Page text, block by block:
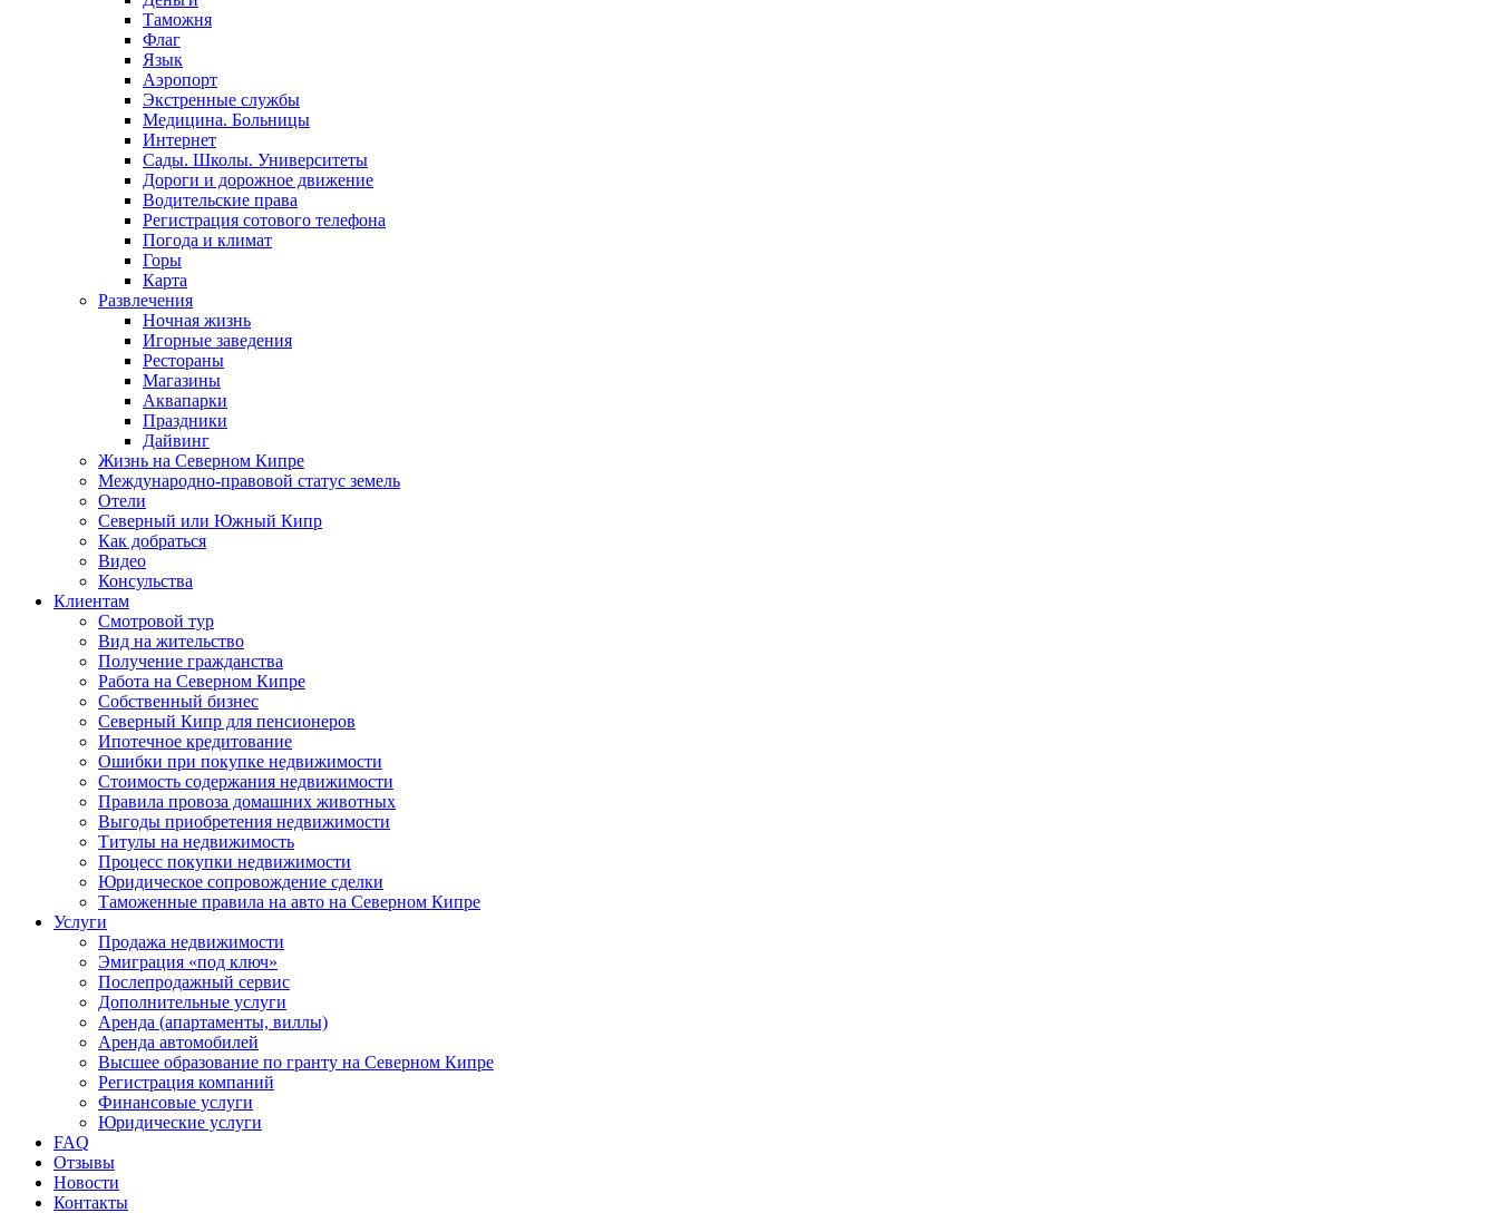
Таможня
Флаг
Язык
Аэропорт
Экстренные службы
Медицина. Больницы
Интернет
Сады. Школы. Университеты
Дороги и дорожное движение
Водительские права
Регистрация сотового телефона
Погода и климат
Горы
Карта
Развлечения
Ночная жизнь
Игорные заведения
Рестораны
Магазины
Аквапарки
Праздники
Дайвинг
Жизнь на Северном Кипре
Международно-правовой статус земель
Отели
Северный или Южный Кипр
Как добраться
Видео
Консульства
Клиентам
Смотровой тур
Вид на жительство
Получение гражданства
Работа на Северном Кипре
Собственный бизнес
Северный Кипр для пенсионеров
Ипотечное кредитование
Ошибки при покупке недвижимости
Стоимость содержания недвижимости
Правила провоза домашних животных
Выгоды приобретения недвижимости
Титулы на недвижимость
Процесс покупки недвижимости
Юридическое сопровождение сделки
Таможенные правила на авто на Северном Кипре
Услуги
Продажа недвижимости
Эмиграция «под ключ»
Послепродажный сервис
Дополнительные услуги
Аренда (апартаменты, виллы)
Аренда автомобилей
Высшее образование по гранту на Северном Кипре
Регистрация компаний
Финансовые услуги
Юридические услуги
FAQ
Отзывы
Новости
Контакты